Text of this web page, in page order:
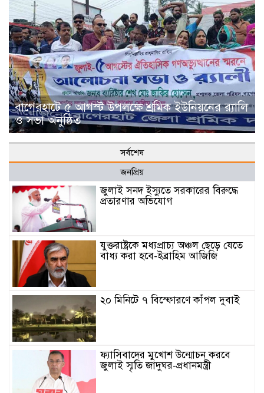
বাগেরহাটে ৫ আগস্ট উপলক্ষে শ্রমিক ইউনিয়নের র‌্যালি
ও সভা অনুষ্ঠিত
সর্বশেষ
জনপ্রিয়
জুলাই সনদ ইস্যুতে সরকারের বিরুদ্ধে
প্রতারণার অভিযোগ
যুক্তরাষ্ট্রকে মধ্যপ্রাচ্য অঞ্চল ছেড়ে যেতে
বাধ্য করা হবে-ইব্রাহিম আজিজি
২০ মিনিটে ৭ বিস্ফোরণে কাঁপল দুবাই
ফ্যাসিবাদের মুখোশ উন্মোচন করবে
জুলাই স্মৃতি জাদুঘর-প্রধানমন্ত্রী